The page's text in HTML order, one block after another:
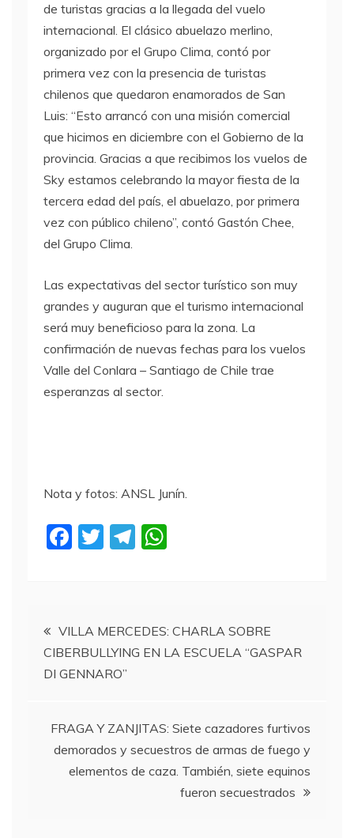
de turistas gracias a la llegada del vuelo
internacional. El clásico abuelazo merlino,
organizado por el Grupo Clima, contó por
primera vez con la presencia de turistas
chilenos que quedaron enamorados de San
Luis: “Esto arrancó con una misión comercial
que hicimos en diciembre con el Gobierno de la
provincia. Gracias a que recibimos los vuelos de
Sky estamos celebrando la mayor fiesta de la
tercera edad del país, el abuelazo, por primera
vez con público chileno”, contó Gastón Chee,
del Grupo Clima.
Las expectativas del sector turístico son muy
grandes y auguran que el turismo internacional
será muy beneficioso para la zona. La
confirmación de nuevas fechas para los vuelos
Valle del Conlara – Santiago de Chile trae
esperanzas al sector.
Nota y fotos: ANSL Junín.
F
b
o
o
T
T
a
m
A
p
Navegación
de
VILLA MERCEDES: CHARLA SOBRE
CIBERBULLYING EN LA ESCUELA “GASPAR
DI GENNARO”
FRAGA Y ZANJITAS: Siete cazadores furtivos
demorados y secuestros de armas de fuego y
elementos de caza. También, siete equinos
fueron secuestrados